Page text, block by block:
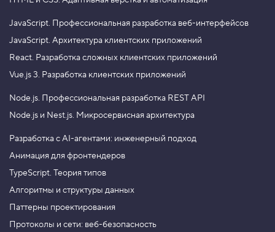
JavaScript. Профессиональная разработка веб-интерфейсов
JavaScript. Архитектура клиентских приложений
React. Разработка сложных клиентских приложений
Vue.js 3. Разработка клиентских приложений
Node.js. Профессиональная разработка REST API
Node.js и Nest.js. Микросервисная архитектура
Разработка с AI-агентами: инженерный подход
Анимация для фронтендеров
TypeScript. Теория типов
Алгоритмы и структуры данных
Паттерны проектирования
Протоколы и сети: веб-безопасность